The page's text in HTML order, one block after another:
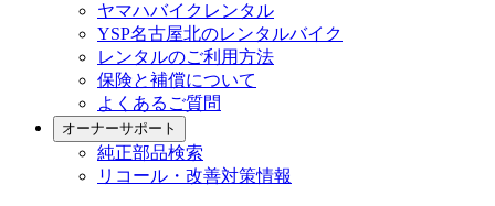
ヤマハバイクレンタル
YSP名古屋北のレンタルバイク
レンタルのご利用方法
保険と補償について
よくあるご質問
オーナーサポート
純正部品検索
リコール・改善対策情報